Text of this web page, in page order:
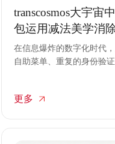
transcosmos大宇宙
包运用减法美学消
在信息爆炸的数字化时代
自助菜单、重复的身份验
道，在提供专业客服联络
无效信息与优化响应路径
更多